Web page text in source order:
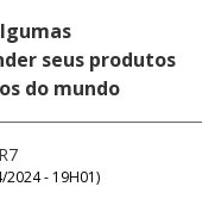
seus produtos
do mundo
2024 - 19H01)